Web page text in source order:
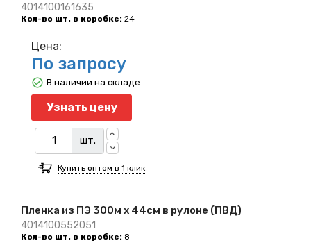
4014100161635
Кол-во шт. в коробке: 24
Пленка из ПЭ 300м х 44см в рулоне (ПВД)
4014100552051
Кол-во шт. в коробке: 8
Цена:
По запросу
Узнать цену
шт.
В наличии на складе
Купить оптом в 1 клик